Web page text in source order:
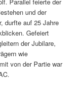
und der
durfte auf 25 Jahre
Gefeiert
der Jubilare,
wie
von der Partie war